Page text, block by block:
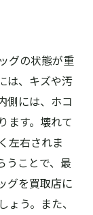
グの状態が重
は、キズや汚
側には、ホコ
ます。壊れて
左右されま
うことで、最
グを買取店に
う。また、